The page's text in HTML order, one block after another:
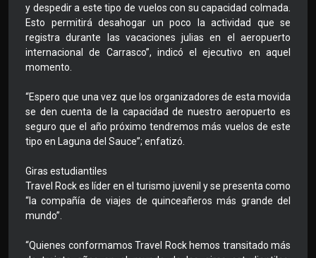
y despedir a este tipo de vuelos con su capacidad colmada.
Esto permitirá desahogar un poco la actividad que se
registra durante las vacaciones julias en el aeropuerto
internacional de Carrasco”, indicó el ejecutivo en aquel
momento.
“Espero que una vez que los organizadores de esta movida
se den cuenta de la capacidad de nuestro aeropuerto es
seguro que el año próximo tendremos más vuelos de este
tipo en Laguna del Sauce”; enfatizó.
Giras estudiantiles
Travel Rock es líder en el turismo juvenil y se presenta como
“la compañía de viajes de quinceañeros más grande del
mundo”.
“Quienes conformamos Travel Rock hemos transitado más